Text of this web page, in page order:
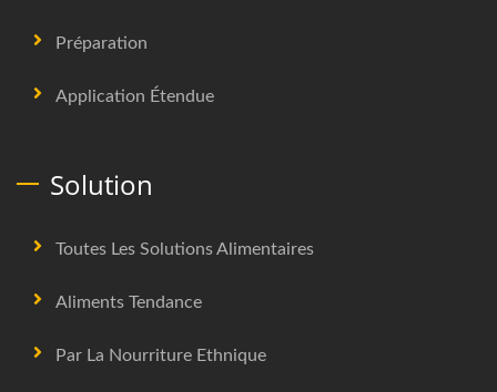
Préparation
Application Étendue
Solution
Toutes Les Solutions Alimentaires
Aliments Tendance
Par La Nourriture Ethnique